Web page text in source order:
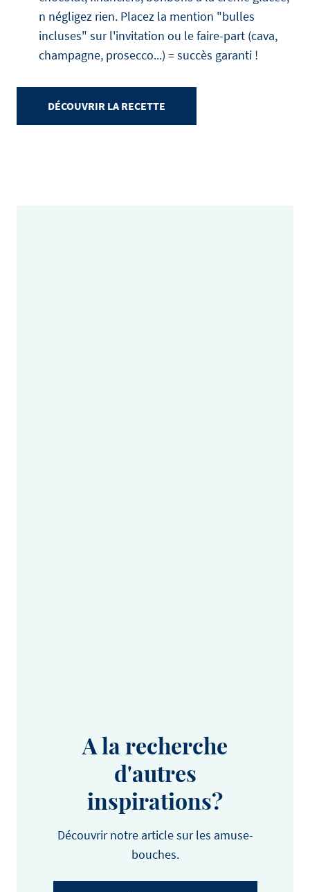
n négligez rien. Placez la mention "bulles
incluses" sur l'invitation ou le faire-part (cava,
champagne, prosecco...) = succès garanti !
DÉCOUVRIR LA RECETTE
A la recherche
d'autres
inspirations?
Découvrir notre article sur les amuse-
bouches.